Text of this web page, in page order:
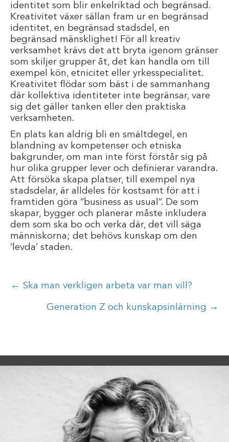
identitet som blir enkelriktad och begränsad.
Kreativitet växer sällan fram ur en begränsad
identitet, en begränsad stadsdel, en
begränsad mänsklighet! För all kreativ
verksamhet krävs det att bryta igenom gränser
som skiljer grupper åt, det kan handla om till
exempel kön, etnicitet eller yrkesspecialitet.
Kreativitet flödar som bäst i de sammanhang
där kollektiva identiteter inte begränsar, vare
sig det gäller tanken eller den praktiska
verksamheten.
En plats kan aldrig bli en smältdegel, en
blandning av kompetenser och etniska
bakgrunder, om man inte först förstår sig på
hur olika grupper lever och definierar varandra.
Att försöka skapa platser, till exempel nya
stadsdelar, är alldeles för kostsamt för att i
framtiden göra ”business as usual”. De som
skapar, bygger och planerar måste inkludera
dem som ska bo och verka där, det vill säga
människorna; det behövs kunskap om den
’levda’ staden.
Posts
navigation
← Ska man verkligen arbeta var man vill?
Generation Z och kunskapsinlärning →